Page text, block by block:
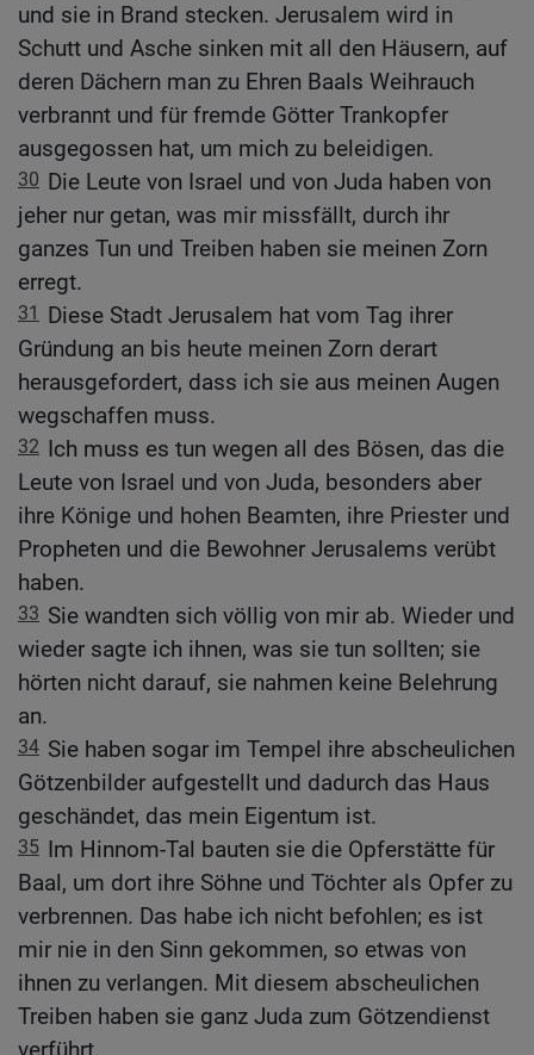
und sie in Brand stecken. Jerusalem wird in
Schutt und Asche sinken mit all den Häusern, auf
deren Dächern man zu Ehren Baals Weihrauch
verbrannt und für fremde Götter Trankopfer
ausgegossen hat, um mich zu beleidigen.
30 Die Leute von Israel und von Juda haben von
jeher nur getan, was mir missfällt, durch ihr
ganzes Tun und Treiben haben sie meinen Zorn
erregt.
31
Diese Stadt Jerusalem hat vom Tag ihrer
Gründung an bis heute meinen Zorn derart
herausgefordert, dass ich sie aus meinen Augen
wegschaffen muss.
32 Ich muss es tun wegen all des Bösen, das die
Leute von Israel und von Juda, besonders aber
ihre Könige und hohen Beamten, ihre Priester und
Propheten und die Bewohner Jerusalems verübt
haben.
33 Sie wandten sich völlig von mir ab. Wieder und
wieder sagte ich ihnen, was sie tun sollten; sie
hörten nicht darauf, sie nahmen keine Belehrung
an.
34 Sie haben sogar im Tempel ihre abscheulichen
Götzenbilder aufgestellt und dadurch das Haus
geschändet, das mein Eigentum ist.
35 Im Hinnom-Tal bauten sie die Opferstätte für
Baal, um dort ihre Söhne und Töchter als Opfer zu
verbrennen. Das habe ich nicht befohlen; es ist
mir nie in den Sinn gekommen, so etwas von
ihnen zu verlangen. Mit diesem abscheulichen
Treiben haben sie ganz Juda zum Götzendienst